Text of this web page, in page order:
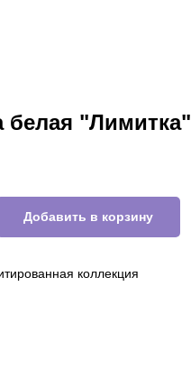
белая "Лимитка"
Добавить в корзину
коллекция